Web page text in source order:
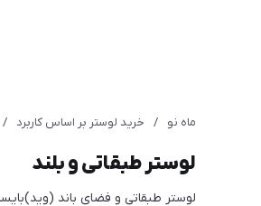
ماه نو / خرید لوستر بر اساس کاربرد /
لوستر طبقاتی و بلند